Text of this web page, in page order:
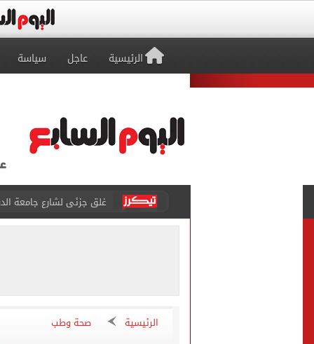
الرئيسية عاجل سياسة
عمرو دياب يدخل موسوعة جينيس
إغلاق طريق مصر أسوان
صفقة محمد صلاح تتصدر
الرئيسية صحة وطب